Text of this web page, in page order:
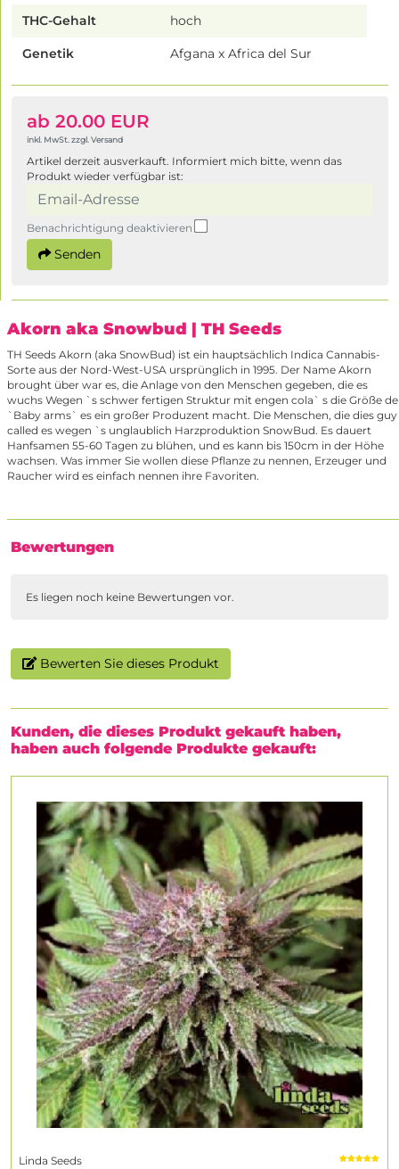
THC-Gehalt hoch
Genetik Afgana x Africa del Sur
ab 20.00 EUR
inkl. MwSt. zzgl. Versand
Artikel derzeit ausverkauft. Informiert mich bitte, wenn das
Produkt wieder verfügbar ist:
Benachrichtigung deaktivieren
Senden
Akorn aka Snowbud | TH Seeds
TH Seeds Akorn (aka SnowBud) ist ein hauptsächlich Indica Cannabis-
Sorte aus der Nord-West-USA ursprünglich in 1995. Der Name Akorn
brought über war es, die Anlage von den Menschen gegeben, die es
wuchs Wegen `s schwer fertigen Struktur mit engen cola` s die Größe
`Baby arms` es ein großer Produzent macht. Die Menschen, die dies guy
called es wegen `s unglaublich Harzproduktion SnowBud. Es dauert
Hanfsamen 55-60 Tagen zu blühen, und es kann bis 150cm in der Höhe
wachsen. Was immer Sie wollen diese Pflanze zu nennen, Erzeuger und
Raucher wird es einfach nennen ihre Favoriten.
Bewertungen
Es liegen noch keine Bewertungen vor.
Bewerten Sie dieses Produkt
Kunden, die dieses Produkt gekauft haben,
haben auch folgende Produkte gekauft:
Linda Seeds